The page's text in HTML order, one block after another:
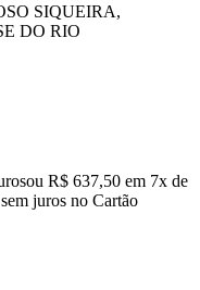
SIQUEIRA,
DO RIO
ou R$ 637,50 em 7x de
juros no Cartão